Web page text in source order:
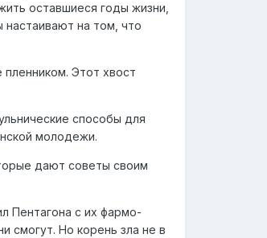
оставшиеся годы жизни,
на том, что
Этот хвост
способы для
молодежи.
дают советы своим
Пентагона с их фармо-
смогут. Но корень зла не в